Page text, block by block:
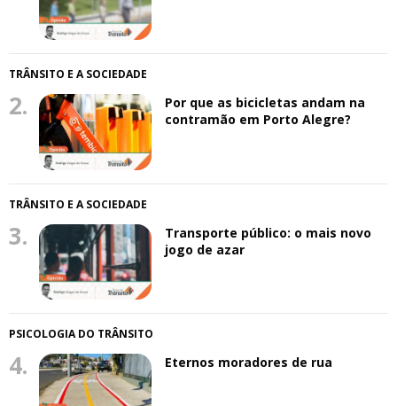
TRÂNSITO E A SOCIEDADE
2.
Por que as bicicletas andam na
contramão em Porto Alegre?
TRÂNSITO E A SOCIEDADE
3.
Transporte público: o mais novo
jogo de azar
PSICOLOGIA DO TRÂNSITO
4. Eternos moradores de rua